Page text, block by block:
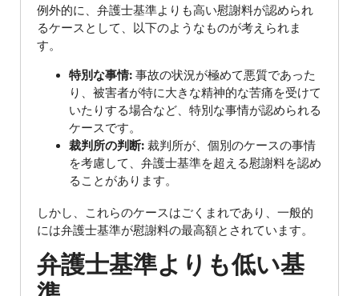
例外的に、弁護士基準よりも高い慰謝料が認められ
るケースとして、以下のようなものが考えられま
す。
特別な事情: 事故の状況が極めて悪質であった
り、被害者が特に大きな精神的な苦痛を受けて
いたりする場合など、特別な事情が認められる
ケースです。
裁判所の判断: 裁判所が、個別のケースの事情
を考慮して、弁護士基準を超える慰謝料を認め
ることがあります。
しかし、これらのケースはごくまれであり、一般的
には弁護士基準が慰謝料の最高額とされています。
弁護士基準よりも低い基